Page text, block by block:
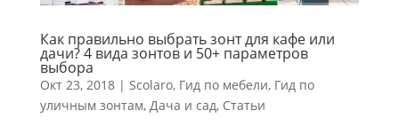
Как правильно выбрать зонт для кафе или
дачи? 4 вида зонтов и 50+ параметров
выбора
Окт 23, 2018| Scolaro, Гид по мебели, Гид по
уличным зонтам, Дача и сад, Статьи